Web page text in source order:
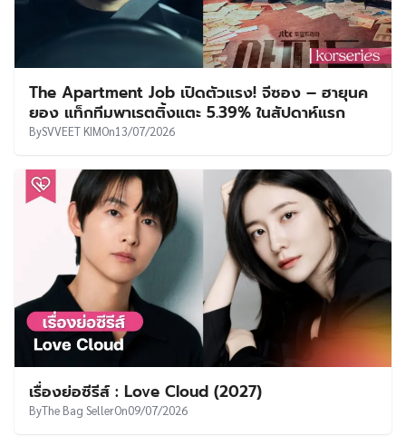
The Apartment Job เปิดตัวแรง! จีซอง – ฮายุนค
ยอง แท็กทีมพาเรตติ้งแตะ 5.39% ในสัปดาห์แรก
BySVVEET KIMOn13/07/2026
เรื่องย่อซีรีส์ : Love Cloud (2027)
ByThe Bag SellerOn09/07/2026